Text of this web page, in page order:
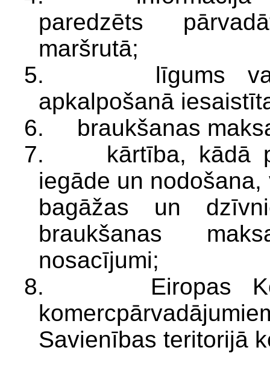
paredzēts
maršrutā;
5. līgums vai
apkalpošanā
6. braukšanas
7. kārtība, kādā
iegāde un
bagāžas un
braukšanas
nosacījumi;
8. Eiropas
Savienības teritorijā